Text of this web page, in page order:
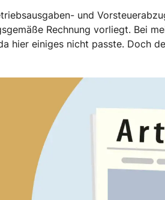
und
Rechnung vorliegt. Bei
hier einiges nicht passte. Doch